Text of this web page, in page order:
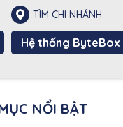
TÌM CHI NHÁNH
Hệ thống ByteBox
NỔI BẬT